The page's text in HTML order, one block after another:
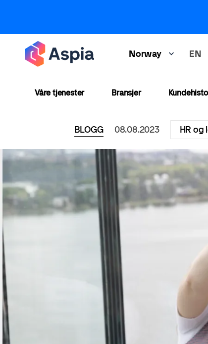
hovedinnhold
Norway EN
Våre tjenester Bransjer
BLOGG 08.08.2023 HR og